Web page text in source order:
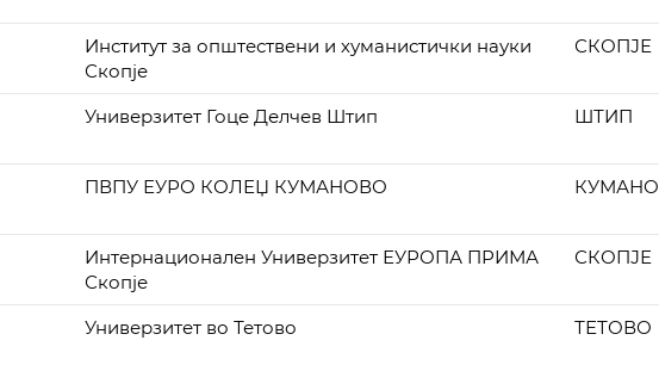
Институт за општествени и хуманистички науки
Скопје
СКОПЈЕ
Универзитет Гоце Делчев Штип ШТИП
ПВПУ ЕУРО КОЛЕЏ КУМАНОВО
Интернационален Универзитет ЕУРОПА ПРИМА
Скопје
СКОПЈЕ
Универзитет во Тетово ТЕТОВО